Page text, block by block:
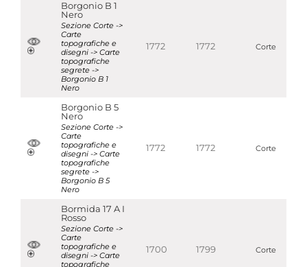
Borgonio B 1
Nero
Sezione Corte ->
Carte
topografiche e
disegni -> Carte
topografiche
segrete ->
Borgonio B 1
Nero
1772 1772 Corte
Borgonio B 5
Nero
Sezione Corte ->
Carte
topografiche e
disegni -> Carte
topografiche
segrete ->
Borgonio B 5
Nero
1772 1772 Corte
Bormida 17 A I
Rosso
Sezione Corte ->
Carte
topografiche e
disegni -> Carte
topografiche
1700 1799 Corte